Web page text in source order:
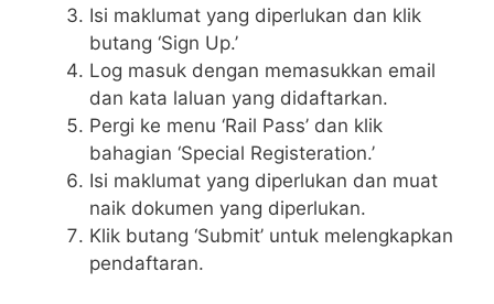
Isi maklumat yang diperlukan dan klik
butang ‘Sign Up.’
Log masuk dengan memasukkan email
dan kata laluan yang didaftarkan.
Pergi ke menu ‘Rail Pass’ dan klik
bahagian ‘Special Registeration.’
Isi maklumat yang diperlukan dan muat
naik dokumen yang diperlukan.
Klik butang ‘Submit’ untuk melengkapkan
pendaftaran.